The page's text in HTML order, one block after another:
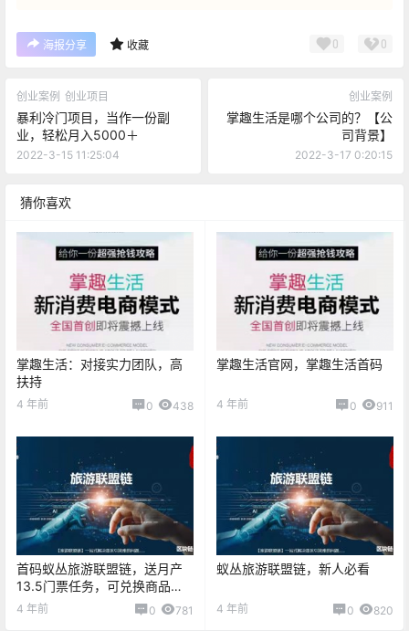
海报分享 收藏 0 0
创业案例 创业项目
暴利冷门项目，当作一份副
业，轻松月入5000＋
2022-3-15 11:25:04
创业案例
掌趣生活是哪个公司的？【公
司背景】
2022-3-17 0:20:15
猜你喜欢
掌趣生活：对接实力团队，高
扶持
4 年前 0 438
掌趣生活官网，掌趣生活首码
4 年前 0 911
首码蚁丛旅游联盟链，送月产
13.5门票任务，可兑换商品可
变现
4 年前 0 781
蚁丛旅游联盟链，新人必看
4 年前 0 820